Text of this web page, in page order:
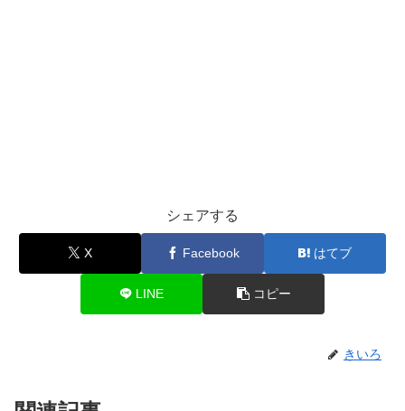
シェアする
X Facebook はてブ
LINE コピー
きいろ